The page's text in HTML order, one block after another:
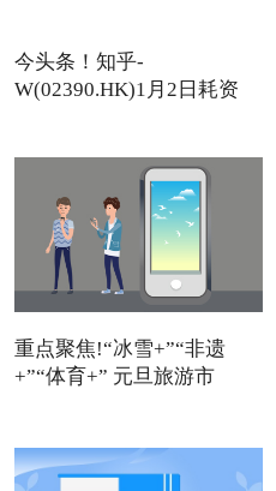
今头条！知乎-
W(02390.HK)1月2日耗资
重点聚焦!“冰雪+”“非遗
+”“体育+” 元旦旅游市